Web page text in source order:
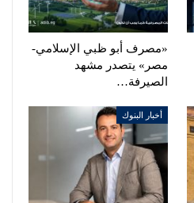
«مصرف أبو ظبي الإسلامي-
مصر» يتصدر مشهد
الصيرفة…
أخبار البنوك